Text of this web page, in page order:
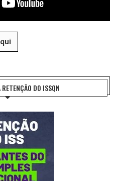
DO ISSQN